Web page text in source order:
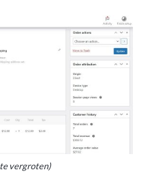
vergroten)